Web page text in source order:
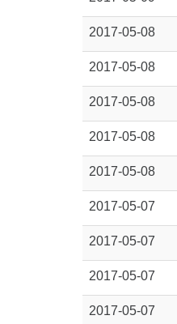
2017-05-08
2017-05-08
2017-05-08
2017-05-08
2017-05-08
2017-05-07
2017-05-07
2017-05-07
2017-05-07